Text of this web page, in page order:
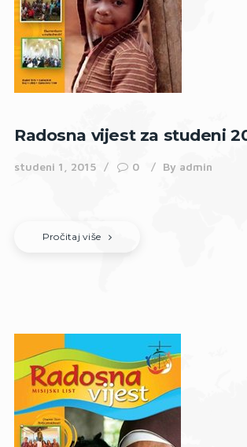
Radosna vijest za studeni
studeni 1, 2015 0 By admin
Pročitaj više